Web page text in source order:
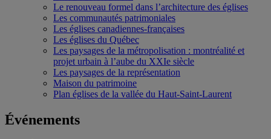
Le renouveau formel dans l’architecture des églises
Les communautés patrimoniales
Les églises canadiennes-françaises
Les églises du Québec
Les paysages de la métropolisation : montréalité et
projet urbain à l’aube du XXIe siècle
Les paysages de la représentation
Maison du patrimoine
Plan églises de la vallée du Haut-Saint-Laurent
Événements